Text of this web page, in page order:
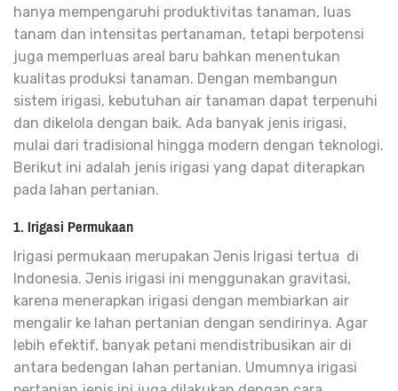
hanya mempengaruhi produktivitas tanaman, luas
tanam dan intensitas pertanaman, tetapi berpotensi
juga memperluas areal baru bahkan menentukan
kualitas produksi tanaman. Dengan membangun
sistem irigasi, kebutuhan air tanaman dapat terpenuhi
dan dikelola dengan baik. Ada banyak jenis irigasi,
mulai dari tradisional hingga modern dengan teknologi.
Berikut ini adalah jenis irigasi yang dapat diterapkan
pada lahan pertanian.
1. Irigasi Permukaan
Irigasi permukaan merupakan Jenis Irigasi tertua di
Indonesia. Jenis irigasi ini menggunakan gravitasi,
karena menerapkan irigasi dengan membiarkan air
mengalir ke lahan pertanian dengan sendirinya. Agar
lebih efektif, banyak petani mendistribusikan air di
antara bedengan lahan pertanian. Umumnya irigasi